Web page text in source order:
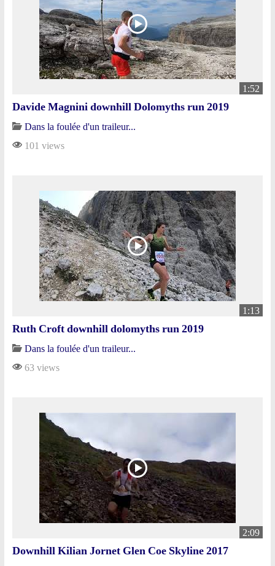
1:52
Davide Magnini downhill Dolomyths run 2019
Dans la foulée d'un traileur...
101 views
1:13
Ruth Croft downhill dolomyths run 2019
Dans la foulée d'un traileur...
63 views
2:09
Downhill Kilian Jornet Glen Coe Skyline 2017